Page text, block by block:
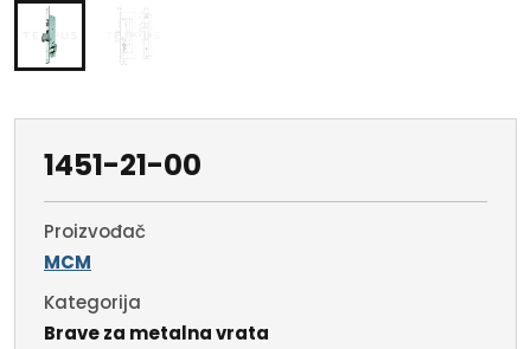
1451-21-00
Proizvođač
MCM
Kategorija
Brave za metalna vrata